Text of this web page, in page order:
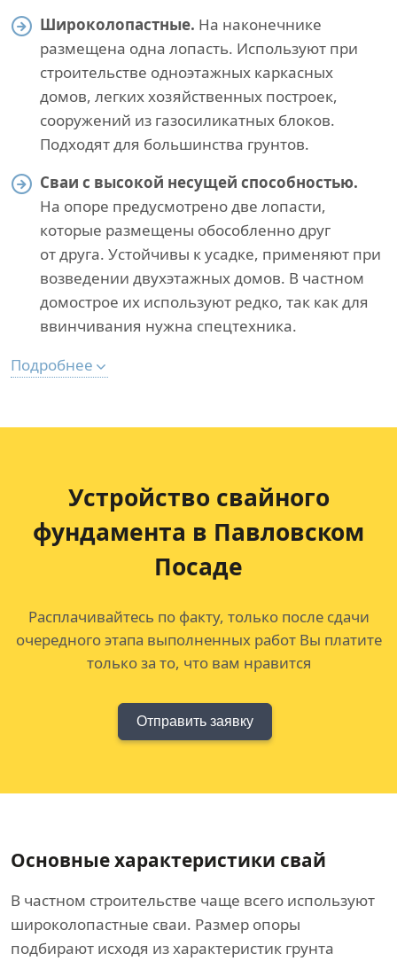
Широколопастные. На наконечнике
размещена одна лопасть. Используют при
строительстве одноэтажных каркасных
домов, легких хозяйственных построек,
сооружений из газосиликатных блоков.
Подходят для большинства грунтов.
Сваи с высокой несущей способностью.
На опоре предусмотрено две лопасти,
которые размещены обособленно друг
от друга. Устойчивы к усадке, применяют при
возведении двухэтажных домов. В частном
домострое их используют редко, так как для
ввинчивания нужна спецтехника.
Подробнее
Устройство свайного
фундамента в Павловском
Посаде
Расплачивайтесь по факту, только после сдачи
очередного этапа выполненных работ Вы платите
только за то, что вам нравится
Отправить заявку
Основные характеристики свай
В частном строительстве чаще всего используют
широколопастные сваи. Размер опоры
подбирают исходя из характеристик грунта